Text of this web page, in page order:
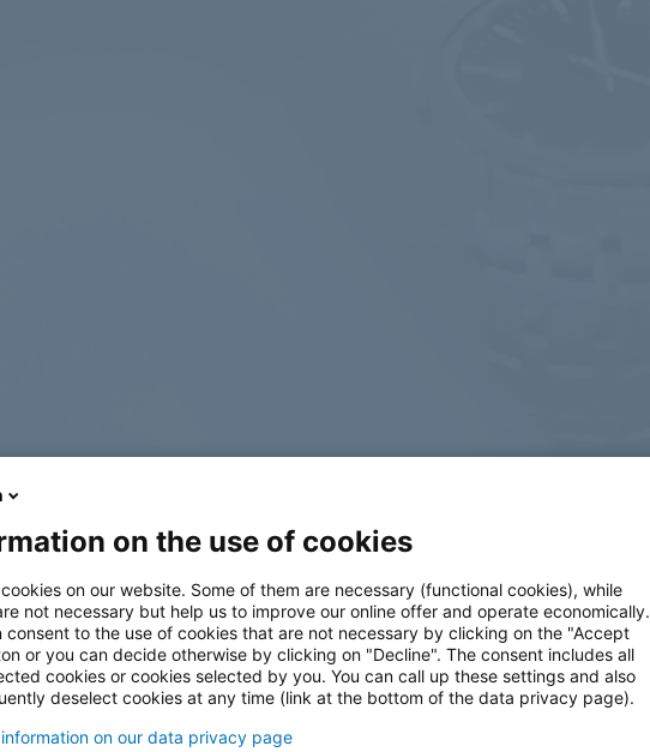
on the use of cookies
on our website. Some of them are necessary (functional cookies), while
not necessary but help us to improve our online offer and operate economically.
consent to the use of cookies that are not necessary by clicking on the "Accept
or you can decide otherwise by clicking on "Decline". The consent includes all
cookies or cookies selected by you. You can call up these settings and also
deselect cookies at any time (link at the bottom of the data privacy page).
on our data privacy page